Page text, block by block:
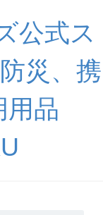
公式ス
災、携
用品